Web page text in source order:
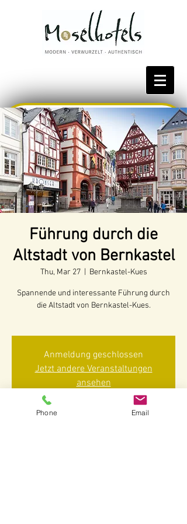
Bestpreis reservieren
Führung durch die
Altstadt von Bernkastel
Thu, Mar 27
  |
Bernkastel-Kues
Spannende und interessante Führung durch
die Altstadt von Bernkastel-Kues.
Anmeldung geschlossen
Jetzt andere Veranstaltungen
ansehen
Phone Email